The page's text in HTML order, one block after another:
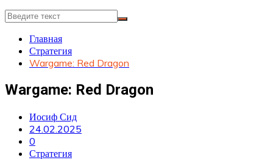
Главная
Стратегия
Wargame: Red Dragon
Wargame: Red Dragon
Иосиф Сид
24.02.2025
0
Стратегия